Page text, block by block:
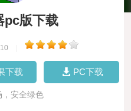
pc版下载
下载 PC下载
，安全绿色